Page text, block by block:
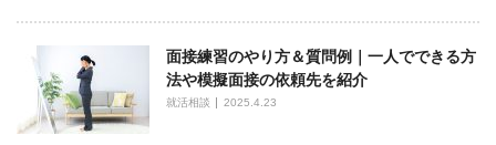
面接練習のやり方＆質問例｜一人でできる方
法や模擬面接の依頼先を紹介
就活相談 2025.4.23